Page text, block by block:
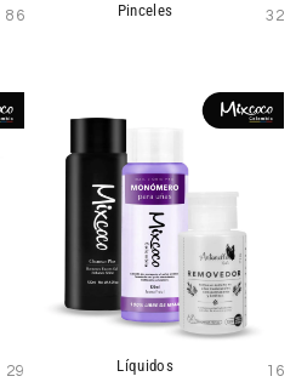
86 Pinceles 32
29 Líquidos 16